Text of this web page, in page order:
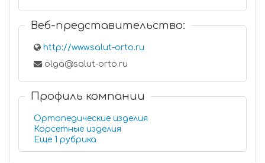
Веб-представительство:
http://www.salut-orto.ru
olga@salut-orto.ru
Профиль компании
Ортопедические изделия
Корсетные изделия
Еще 1 рубрика